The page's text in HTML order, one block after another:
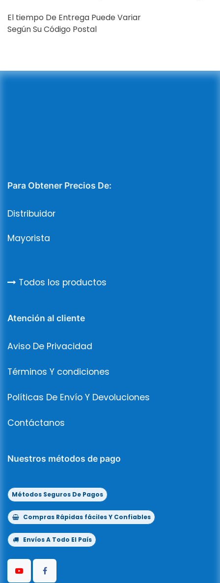
El tiempo De Entrega Puede Variar
Según Su Código Postal
Para Obtener Precios De:
Distribuidor
Mayorista
Todos los productos
Atención al cliente
Aviso De Privacidad
Términos Y condiciones
Políticas De Envío Y Devoluciones
Contáctanos
Nuestros métodos de pago
Métodos Seguros De Pagos
Compras Rápidas fáciles Y Confiables
Envíos A Todo El País